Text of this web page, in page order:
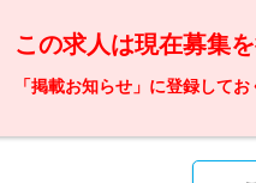
この求人は現在募集
「掲載お知らせ」に登録して